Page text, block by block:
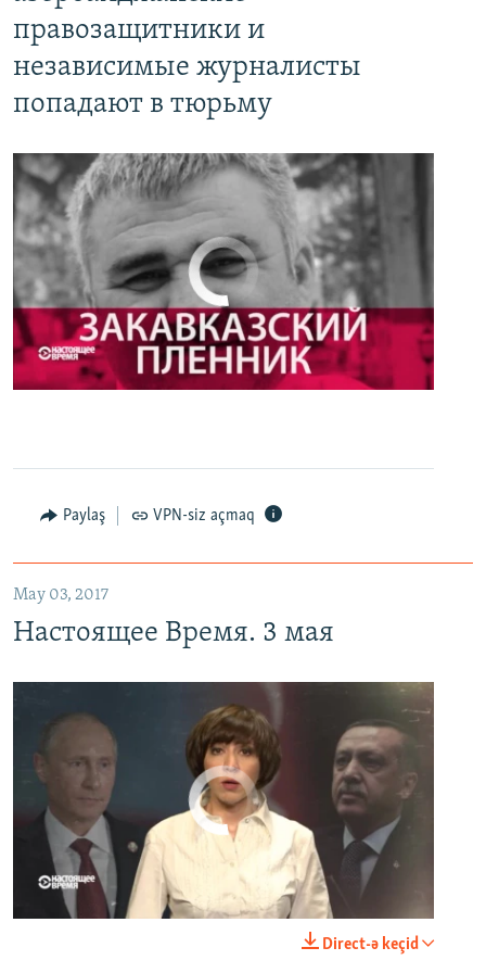
правозащитники и
независимые журналисты
попадают в тюрьму
No media source currently available
Paylaş VPN-siz açmaq
May 03, 2017
Настоящее Время. 3 мая
No media source currently available
Direct-ə keçid